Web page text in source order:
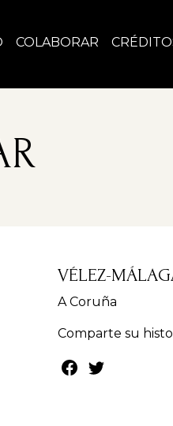
COLABORAR
VÉLEZ-
A Coruña
Comparte su